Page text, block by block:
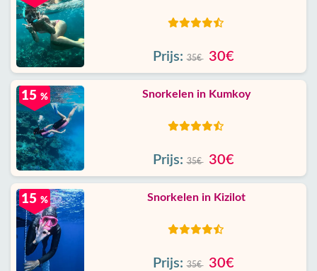
Prijs: 35€ 30€
15 % Snorkelen in Kumkoy
Prijs: 35€ 30€
15 % Snorkelen in Kizilot
Prijs: 35€ 30€